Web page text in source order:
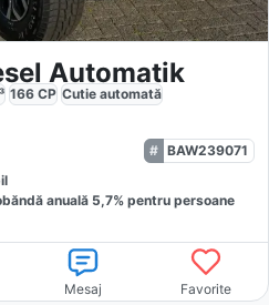
Automatik
166 CP Cutie automată
BAW239071
anuală 5,7% pentru persoane
Mesaj Favorite